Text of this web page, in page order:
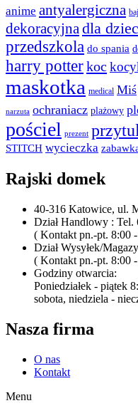
anime antyalergiczna
dekoracyjna dla
przedszkola do spania
harry potterkoc
maskotka medical Miś
narzuta ochraniacz plażowy
pościel prezent
STITCH wycieczka
Rajski domek
40-316 Katowice, ul.
Dział Handlowy : Tel.
( Kontakt pn.-pt. 8:00
Dział Wysyłek/
( Kontakt pn.-pt. 8:00
Godziny otwarcia:
Poniedziałek - piątek
sobota, niedziela -
Nasza firma
O nas
Kontakt
Menu